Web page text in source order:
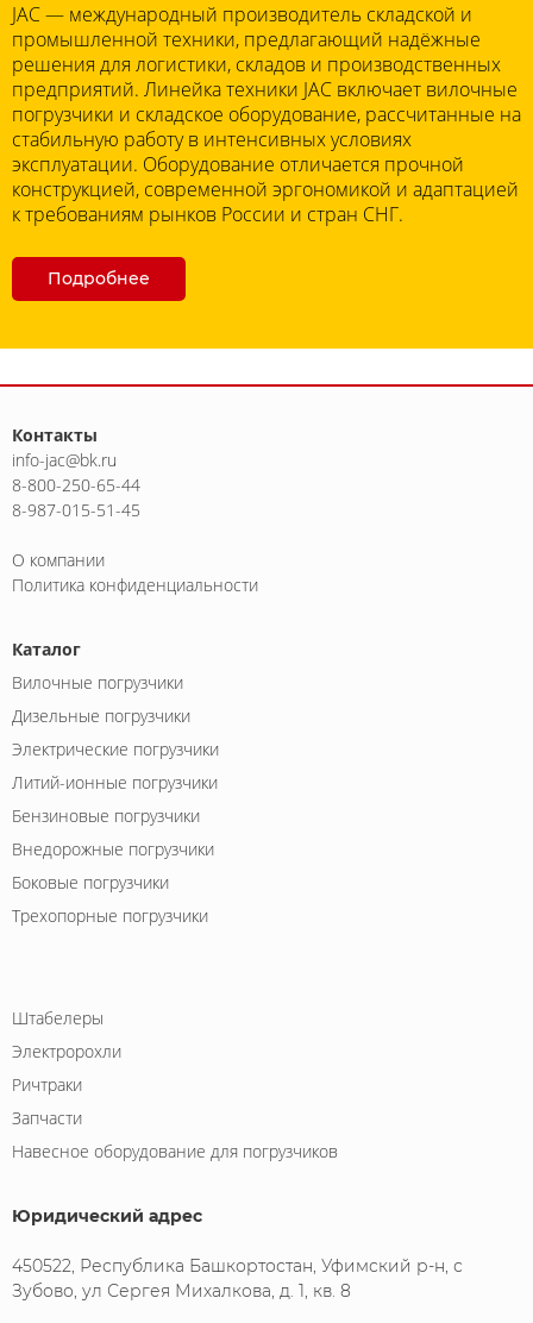
JAC — международный производитель складской и
промышленной техники, предлагающий надёжные
решения для логистики, складов и производственных
предприятий. Линейка техники JAC включает вилочные
погрузчики и складское оборудование, рассчитанные на
стабильную работу в интенсивных условиях
эксплуатации. Оборудование отличается прочной
конструкцией, современной эргономикой и адаптацией
к требованиям рынков России и стран СНГ.
Подробнее
Контакты
info-jac@bk.ru
8-800-250-65-44
8-987-015-51-45
О компании
Политика конфиденциальности
Каталог
Вилочные погрузчики
Дизельные погрузчики
Электрические погрузчики
Литий-ионные погрузчики
Бензиновые погрузчики
Внедорожные погрузчики
Боковые погрузчики
Трехопорные погрузчики
Штабелеры
Электророхли
Ричтраки
Запчасти
Навесное оборудование для погрузчиков
Юридический адрес
450522, Республика Башкортостан, Уфимский р-н, с
Зубово, ул Сергея Михалкова, д. 1, кв. 8